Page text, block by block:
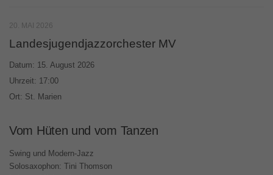
20. MAI 2026
Landesjugendjazzorchester MV
Datum: 15. August 2026
Uhrzeit: 17:00
Ort: St. Marien
Vom Hüten und vom Tanzen
Swing und Modern-Jazz
Solosaxophon: Tini Thomson